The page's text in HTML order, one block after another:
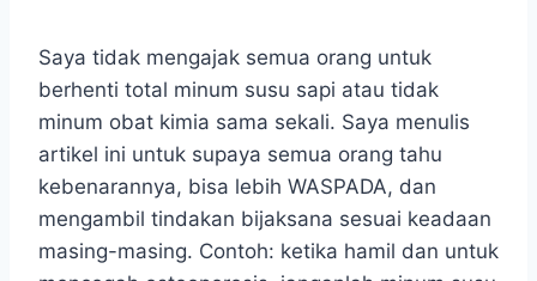
Saya tidak mengajak semua orang untuk
berhenti total minum susu sapi atau tidak
minum obat kimia sama sekali. Saya menulis
artikel ini untuk supaya semua orang tahu
kebenarannya, bisa lebih WASPADA, dan
mengambil tindakan bijaksana sesuai keadaan
masing-masing. Contoh: ketika hamil dan untuk